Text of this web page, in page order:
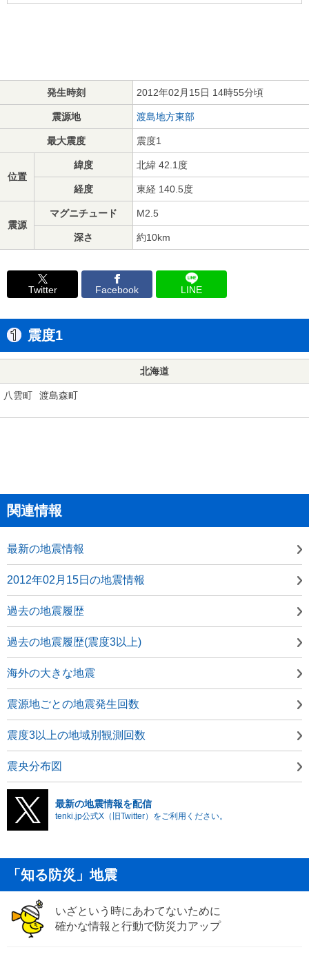
発生時刻 2012年02月15日 14時55分頃
震源地 渡島地方東部
最大震度 震度1
位置
緯度 北緯 42.1度
経度 東経 140.5度
震源
マグニチュード M2.5
深さ 約10km
Twitter Facebook LINE
震度1
北海道
八雲町 渡島森町
関連情報
最新の地震情報
2012年02月15日の地震情報
過去の地震履歴
過去の地震履歴(震度3以上)
海外の大きな地震
震源地ごとの地震発生回数
震度3以上の地域別観測回数
震央分布図
最新の地震情報を配信
tenki.jp公式X（旧Twitter）をご利用ください。
「知る防災」地震
いざという時にあわてないために
確かな情報と行動で防災力アップ